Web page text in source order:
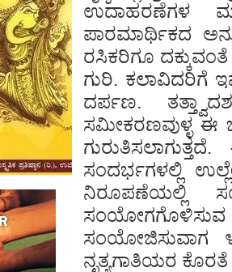
ಉದಾಹರಣೆಗಳ
ಪಾರಮಾರ್ಥಿಕದ
ರಸಿಕರಿಗೂ
ಗುರಿ. ಕಲಾವಿದರಿಗೆ
ದರ್ಪಣ.
ಸಮೀಕರಣವುಳ್ಳ ಈ
ಸಂದರ್ಭಗಳಲ್ಲಿ
ನಿರೂಪಣೆಯಲ್ಲಿ
ಸಂಯೋಜಿಸುವಾಗ ೪
ನೃತ್ಯಗಾತಿಯರ ಕೊರತೆ